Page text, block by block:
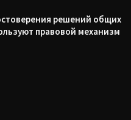
решений общих
правовой механизм